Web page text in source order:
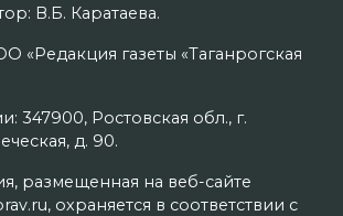
В.Б. Каратаева.
«Редакция газеты «Таганрогская
347900, Ростовская обл., г.
д. 90.
размещенная на веб-сайте
охраняется в соответствии с